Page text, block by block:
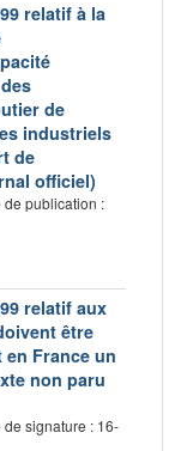
relatif à la
de
industriels
de
officiel)
de publication :
relatif aux
être
France un
non paru
de signature : 16-